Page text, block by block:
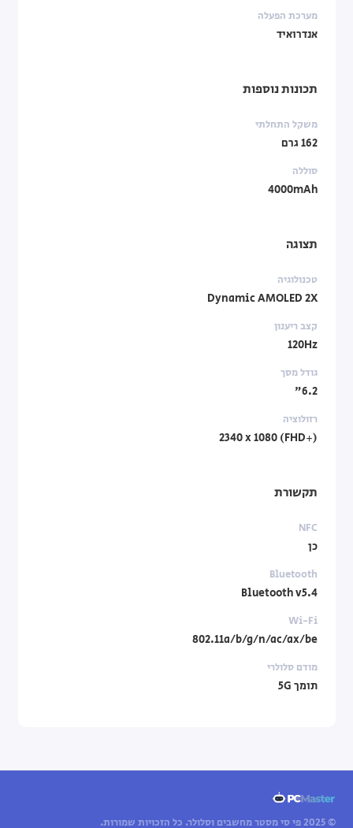
מערכת הפעלה
אנדרואיד
תכונות נוספות
משקל התחלתי
162 גרם
סוללה
4000mAh
תצוגה
טכנולוגיה
Dynamic AMOLED 2X
קצב ריענון
120Hz
גודל מסך
6.2"
רזולוציה
‎2340 x 1080 (FHD+)‎
תקשורת
NFC
כן
Bluetooth
Bluetooth v5.4
Wi-Fi
802.11a/b/g/n/ac/ax/be
מודם סלולרי
תומך 5G
© 2025 פי סי מסטר מחשבים וסלולר. כל הזכויות שמורות.